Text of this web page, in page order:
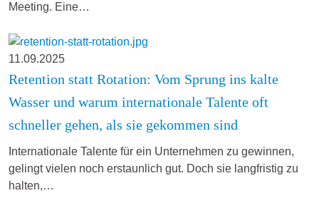
Meeting. Eine…
11.09.2025
Retention statt Rotation: Vom Sprung ins kalte
Wasser und warum internationale Talente oft
schneller gehen, als sie gekommen sind
Internationale Talente für ein Unternehmen zu gewinnen,
gelingt vielen noch erstaunlich gut. Doch sie langfristig zu
halten,…